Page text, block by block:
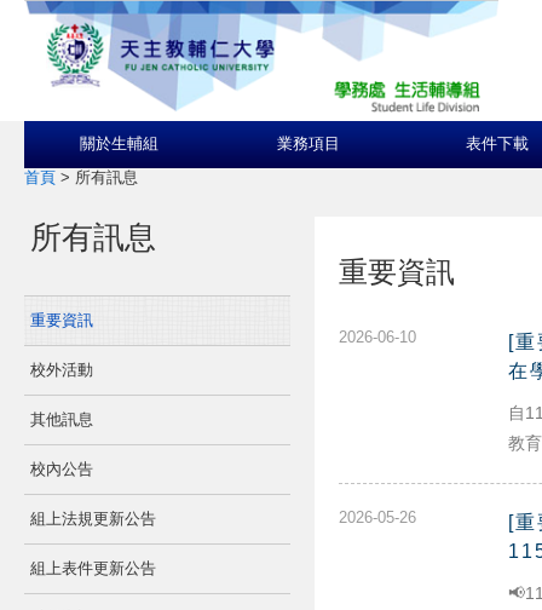
關於生輔組 業務項目 表件下載
首頁 > 所有訊息
所有訊息
重要資訊
校外活動
其他訊息
校內公告
組上法規更新公告
組上表件更新公告
重要資訊
2026-06-10
[重
在
自
教
2026-05-26
[